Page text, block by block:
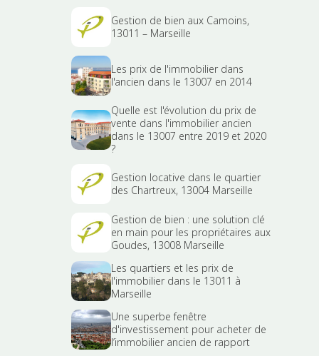
Gestion de bien aux Camoins,
13011 – Marseille
Les prix de l'immobilier dans
l'ancien dans le 13007 en 2014
Quelle est l'évolution du prix de
vente dans l'immobilier ancien
dans le 13007 entre 2019 et 2020
?
Gestion locative dans le quartier
des Chartreux, 13004 Marseille
Gestion de bien : une solution clé
en main pour les propriétaires aux
Goudes, 13008 Marseille
Les quartiers et les prix de
l'immobilier dans le 13011 à
Marseille
Une superbe fenêtre
d'investissement pour acheter de
l’immobilier ancien de rapport